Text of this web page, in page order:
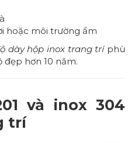
hoặc môi trường ẩm
dày hộp inox trang tríphù
hơn 10 năm.
và inox 304
trí